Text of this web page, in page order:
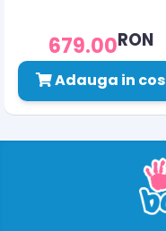
679.00RON
Adauga in cos